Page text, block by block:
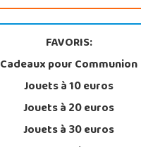
FAVORIS:
Cadeaux pour Communion
Jouets à 10 euros
Jouets à 20 euros
Jouets à 30 euros